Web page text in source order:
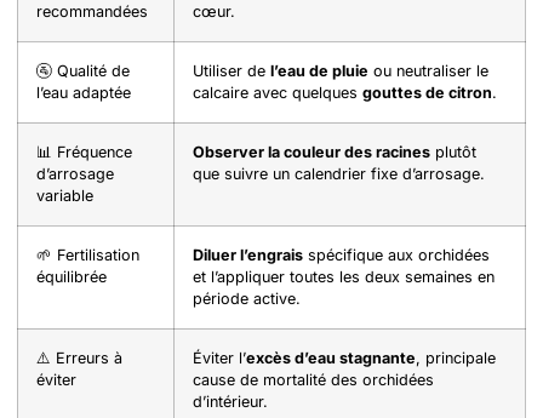
recommandées
cœur.
🚰 Qualité de
l’eau adaptée
Utiliser de l’eau de pluie ou neutraliser le
calcaire avec quelques gouttes de citron.
📊 Fréquence
d’arrosage
variable
Observer la couleur des racines plutôt
que suivre un calendrier fixe d’arrosage.
🌱 Fertilisation
équilibrée
Diluer l’engrais spécifique aux orchidées
et l’appliquer toutes les deux semaines en
période active.
⚠️ Erreurs à
éviter
Éviter l’excès d’eau stagnante, principale
cause de mortalité des orchidées
d’intérieur.